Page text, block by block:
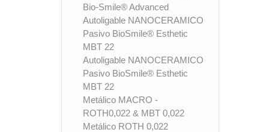
Bio-Smile® Advanced
Autoligable NANOCERAMICO
Pasivo BioSmile® Esthetic
MBT 22
Autoligable NANOCERAMICO
Pasivo BioSmile® Esthetic
MBT 22
Metálico MACRO -
ROTH0,022 & MBT 0,022
Metálico ROTH 0,022